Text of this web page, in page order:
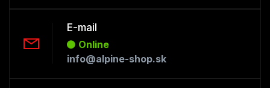
E-mail
Online
info@alpine-shop.sk